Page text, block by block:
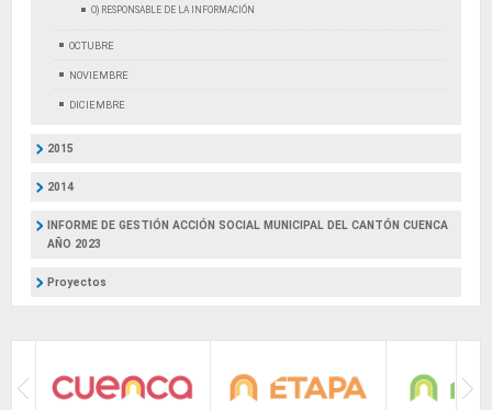
O) RESPONSABLE DE LA INFORMACIÓN
OCTUBRE
NOVIEMBRE
DICIEMBRE
2015
2014
INFORME DE GESTIÓN ACCIÓN SOCIAL MUNICIPAL DEL CANTÓN CUENCA
AÑO 2023
Proyectos